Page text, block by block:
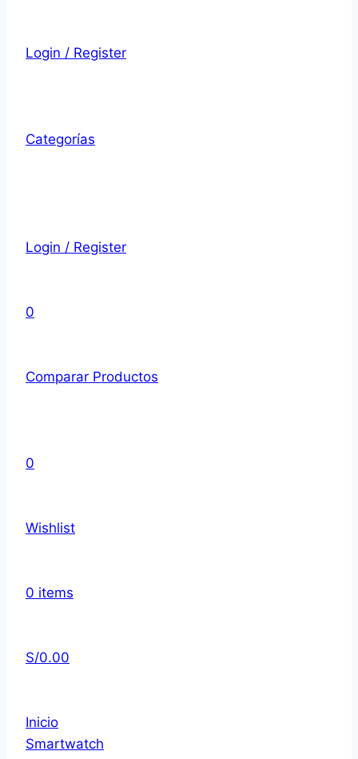
Login / Register
Categorías
Login / Register
0
Comparar Productos
0
Wishlist
0 items
S/0.00
Inicio
Smartwatch